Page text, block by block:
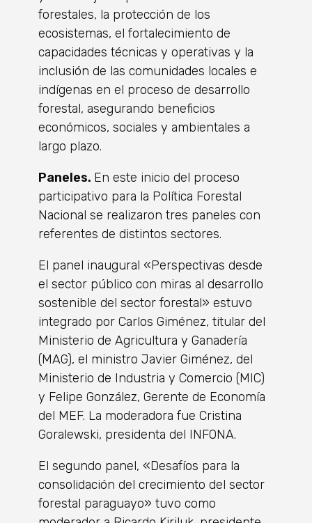
forestales, la protección de los
ecosistemas, el fortalecimiento de
capacidades técnicas y operativas y la
inclusión de las comunidades locales e
indígenas en el proceso de desarrollo
forestal, asegurando beneficios
económicos, sociales y ambientales a
largo plazo.
Paneles. En este inicio del proceso
participativo para la Política Forestal
Nacional se realizaron tres paneles con
referentes de distintos sectores.
El panel inaugural «Perspectivas desde
el sector público con miras al desarrollo
sostenible del sector forestal» estuvo
integrado por Carlos Giménez, titular del
Ministerio de Agricultura y Ganadería
(MAG), el ministro Javier Giménez, del
Ministerio de Industria y Comercio (MIC)
y Felipe González, Gerente de Economía
del MEF. La moderadora fue Cristina
Goralewski, presidenta del INFONA.
El segundo panel, «Desafíos para la
consolidación del crecimiento del sector
forestal paraguayo» tuvo como